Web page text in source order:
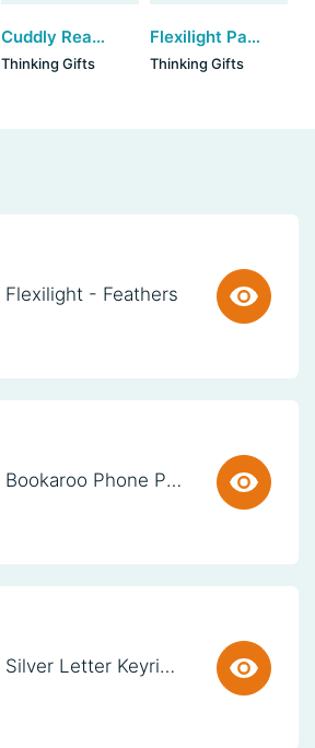
Cuddly Reader - Unicorn
Thinking Gifts
Flexilight Pals - Cat
Thinking Gifts
Flexilight - Feathers
Bookaroo Phone Pocket - Brown
Silver Letter Keyring - S (set van 3)